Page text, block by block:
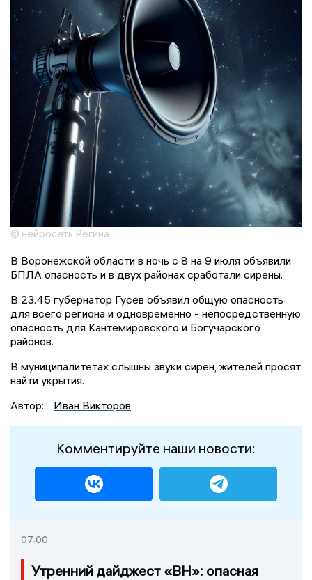
© нейросеть Регина
В Воронежской области в ночь с 8 на 9 июля объявили
БПЛА опасность и в двух районах сработали сирены.
В 23.45 губернатор Гусев объявил общую опасность
для всего региона и одновременно - непосредственную
опасность для Кантемировского и Богучарского
районов.
В муниципалитетах слышны звуки сирен, жителей просят
найти укрытия.
Автор:
Иван Викторов
Комментируйте наши новости:
07:00
Утренний дайджест «ВН»: опасная